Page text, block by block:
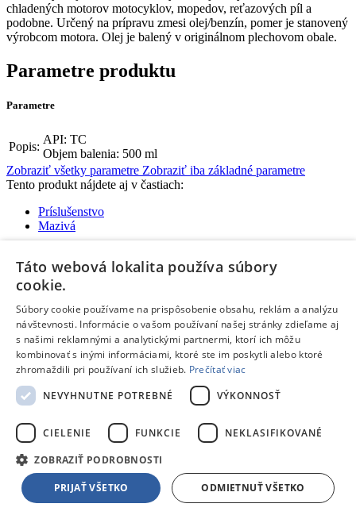
chladených motorov motocyklov, mopedov, reťazových píl a
podobne. Určený na prípravu zmesi olej/benzín, pomer je stanovený
výrobcom motora. Olej je balený v originálnom plechovom obale.
Parametre produktu
Parametre
Popis:
API: TC
Objem balenia: 500 ml
Zobraziť všetky parametre Zobraziť iba základné parametre
Tento produkt nájdete aj v častiach:
Príslušenstvo
Mazivá
Žiadne dostupné recenzie
Pridať hodnotenie
Hodnotenie produktu: RURIS 12050
Tvoj email:*
Tvoje meno: *
Polia označené hviezdičkou sú povinné
Hodnotenie:
Odporúčal by si tento produkt svojim známym?
Áno
Nie
Táto webová lokalita používa súbory
cookie.
Súbory cookie používame na prispôsobenie obsahu, reklám a analýzu
návštevnosti. Informácie o vašom používaní našej stránky zdieľame aj
s našimi reklamnými a analytickými partnermi, ktorí ich môžu
kombinovať s inými informáciami, ktoré ste im poskytli alebo ktoré
zhromaždili pri používaní ich služieb. Prečítať viac
NEVYHNUTNE POTREBNÉ
VÝKONNOSŤ
CIELENIE FUNKCIE NEKLASIFIKOVANÉ
ZOBRAZIŤ PODROBNOSTI
PRIJAŤ VŠETKO ODMIETNUŤ VŠETKO